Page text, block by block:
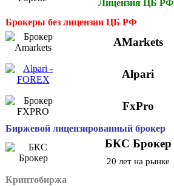
Лицензия ЦБ РФ
Брокеры без лицензии ЦБ РФ
AMarkets
Alpari
FxPro
Биржевой лицензированный брокер
БКС Брокер
20 лет на рынке
Криптобиржа